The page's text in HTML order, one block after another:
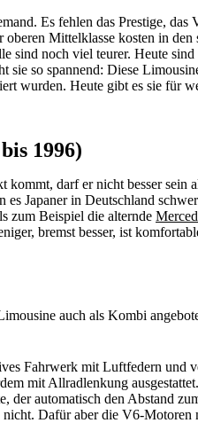
Es fehlen das Prestige, das
Mittelklasse kosten in den
sind noch viel teurer. Heute
sie so spannend: Diese
wurden. Heute gibt es sie für
1996)
darf er nicht besser sein
es Japaner in Deutschland
zum Beispiel die alternde
bremst besser, ist
auch als Kombi
Fahrwerk mit Luftfedern und
mit Allradlenkung
der automatisch den Abstand
Dafür aber die V6-Motoren